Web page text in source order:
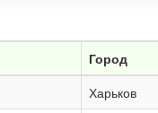
Город
Харьков